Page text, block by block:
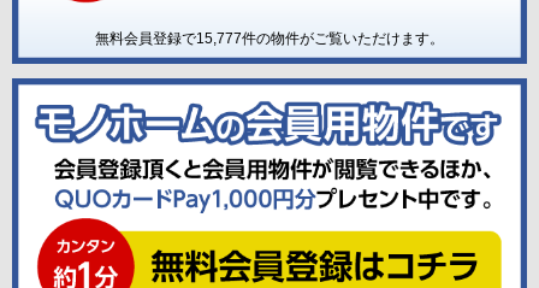
無料会員登録で15,777件の物件がご覧いただけます。